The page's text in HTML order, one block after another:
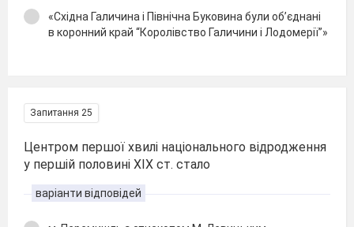
«Східна Галичина і Північна Буковина були об’єднані
в коронний край “Королівство Галичини і Лодомерії”»
Запитання 25
Центром першої хвилі національного відродження
у першій половині XIX ст. стало
варіанти відповідей